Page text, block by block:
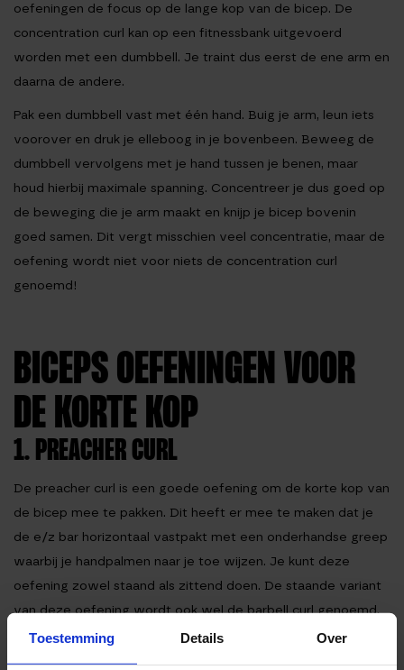
Toestemming Details Over
oefeningen de focus op de lange kop van de bicep. De
concentration curl kan op een fitnessbank uitgevoerd
worden met een dumbbell. Je traint dus eerst de ene arm en
daarna de andere.
Pak een dumbbell vast met één hand. Buig je arm, leun iets
voorover en druk je elleboog in je bovenbeen. Beweeg de
dumbbell vervolgens met je hand tussen je benen, maar
houd hierbij maximale spanning. Concentreer je dus goed op
de beweging die je arm maakt en knijp je bicep bovenin
goed samen. Dit vergt misschien veel concentratie, maar de
oefening wordt niet voor niets de concentration curl
genoemd!
BICEPS OEFENINGEN VOOR
DE KORTE KOP
1. PREACHER CURL
De preacher curl is een goede oefening om de korte kop van
de bicep mee te pakken. Dit heeft er mee te maken dat je
de e/z bar horizontaal vastpakt met een onderhandse greep
waarbij je handpalmen naar je toe wijzen. Je kunt deze
oefening zowel staand als zittend doen. De staande variant
van deze oefening wordt ook wel de barbell curl genoemd.
Voor de zittende variant is vaak in sportscholen wel een